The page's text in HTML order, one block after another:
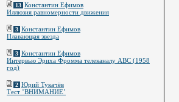
13 Константин Ефимов
Иллюзия равномерности движения
3 Константин Ефимов
Плавающая звезда
3 Константин Ефимов
Интервью Эриха Фромма телеканалу ABC (1958
год)
2 Юрий Тукачёв
Тест ’ВНИМАНИЕ’